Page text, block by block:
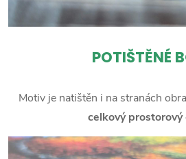
POTIŠTĚNÉ
Motiv je natištěn i na stranách
celkový prostorový